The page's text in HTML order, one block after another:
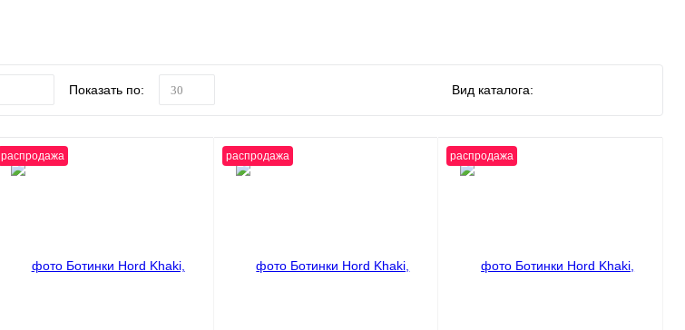
Показать по: 30 Вид каталога:
распродажа распродажа распродажа